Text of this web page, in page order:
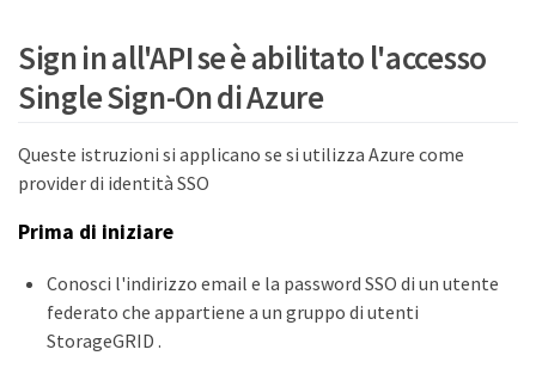
Sign in all'API se è abilitato l'accesso
Single Sign-On di Azure
Queste istruzioni si applicano se si utilizza Azure come
provider di identità SSO
Prima di iniziare
Conosci l'indirizzo email e la password SSO di un utente
federato che appartiene a un gruppo di utenti
StorageGRID .